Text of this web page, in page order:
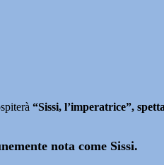
“Sissi, l’imperatrice”,
nota come Sissi.